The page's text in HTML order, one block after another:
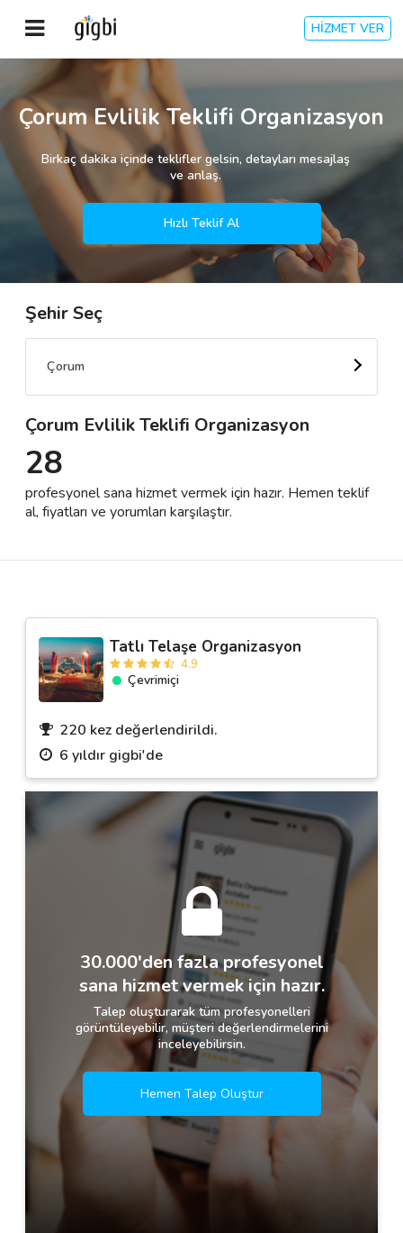
HİZMET VER
Anasayfa
Giriş Yap
Kayıt Ol
Kategoriler
🎈 Biz Kimiz?
🌟 Müşteri Değerlendirmeleri
Destek
İletişim
Çorum Evlilik Teklifi Organizasyon
Birkaç dakika içinde teklifler gelsin, detayları mesajlaş
ve anlaş.
Hızlı Teklif Al
Şehir Seç
Çorum
Çorum Evlilik Teklifi Organizasyon
28
profesyonel sana hizmet vermek için hazır. Hemen teklif
al, fiyatları ve yorumları karşılaştır.
Tatlı Telaşe Organizasyon
4.9
Çevrimiçi
220 kez değerlendirildi.
6 yıldır gigbi'de
30.000'den fazla profesyonel
sana hizmet vermek için hazır.
Talep oluşturarak tüm profesyonelleri
görüntüleyebilir, müşteri değerlendirmelerini
inceleyebilirsin.
Hemen Talep Oluştur